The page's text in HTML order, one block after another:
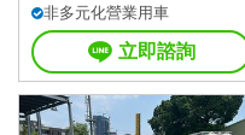
非多元化營業用車
立即諮詢